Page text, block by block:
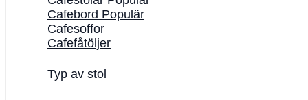
Cafebord
Cafesoffor
Cafefåtöljer
Typ av stol